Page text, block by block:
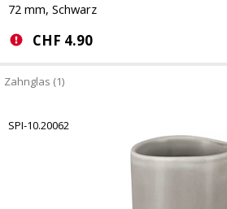
72 mm, Schwarz
CHF 4.90
Zahnglas (1)
SPI-10.20062